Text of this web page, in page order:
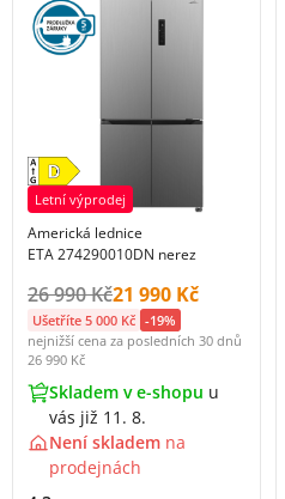
Letní výprodej
Americká lednice
ETA 274290010DN nerez
Původní cena s DPH:
26 990 KčCena s DPH:
21 990 Kč
Ušetříte 5 000 Kč -19%
nejnižší cena za posledních 30 dnů
26 990 Kč
Skladem v e-shopu u
vás již 11. 8.
Není skladem na
prodejnách